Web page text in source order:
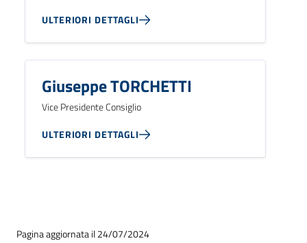
ULTERIORI DETTAGLI
Giuseppe TORCHETTI
Vice Presidente Consiglio
ULTERIORI DETTAGLI
Pagina aggiornata il 24/07/2024